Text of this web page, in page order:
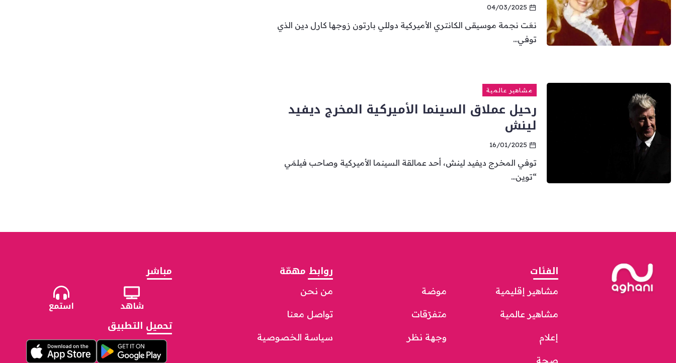
04/03/2025
نعَت نجمة موسيقى الكانتري الأميركية دوللي بارتون زوجها كارل دين الذي
توفي...
مشاهير عالمية
رحيل عملاق السينما الأميركية المخرج ديفيد
لينش
16/01/2025
توفي المخرج ديفيد لينش، أحد عمالقة السينما الأميركية وصاحب فيلمَي
“توين...
الفئات
مشاهير إقليمية
مشاهير عالمية
إعلام
صحة
موضة
متفرّقات
وجهة نظر
روابط مهمّة
من نحن
تواصل معنا
سياسة الخصوصية
مباشر
شاهد استمع
تحميل التطبيق